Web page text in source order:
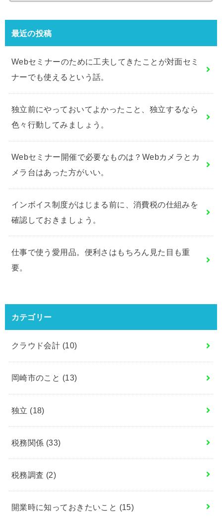
最近の投稿
Webセミナーのために工夫してきたことが対面セミ
ナーでも使えるという話。
独立前にやっておいてよかったこと、独立するなら
色々行動してみましょう。
Webセミナー開催で必要なものは？Webカメラとカ
メラ台はあった方がいい。
インボイス制度がはじまる前に、消費税の仕組みを
確認しておきましょう。
仕事で使う愛用品。便利さはもちろん見た目も重
要。
カテゴリー
クラウド会計 (10)
岡崎市のこと (13)
独立 (18)
税務関係 (33)
税務調査 (2)
開業時に知っておきたいこと (15)